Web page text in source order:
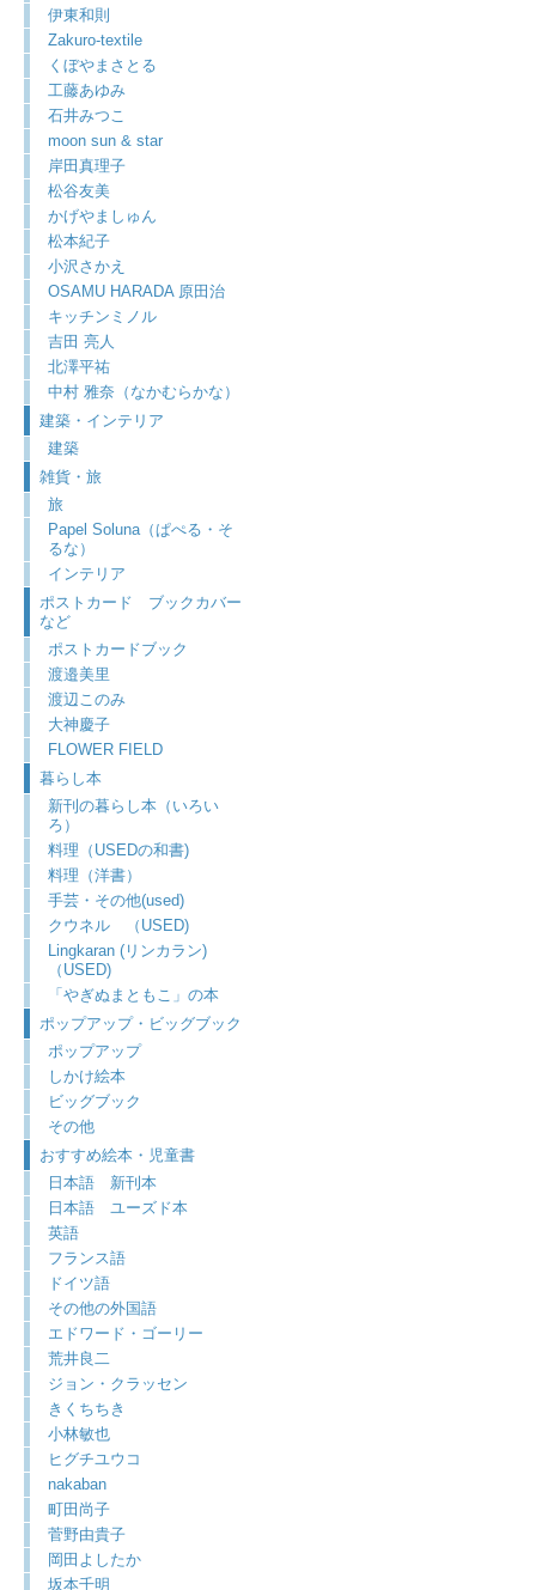
伊東和則
Zakuro-textile
くぼやまさとる
工藤あゆみ
石井みつこ
moon sun & star
岸田真理子
松谷友美
かげやましゅん
松本紀子
小沢さかえ
OSAMU HARADA 原田治
キッチンミノル
吉田 亮人
北澤平祐
中村 雅奈（なかむらかな）
建築・インテリア
建築
雑貨・旅
旅
Papel Soluna（ぱぺる・そ
るな）
インテリア
ポストカード ブックカバー
など
ポストカードブック
渡邉美里
渡辺このみ
大神慶子
FLOWER FIELD
暮らし本
新刊の暮らし本（いろい
ろ）
料理（USEDの和書)
料理（洋書）
手芸・その他(used)
クウネル （USED)
Lingkaran (リンカラン)
（USED)
「やぎぬまともこ」の本
ポップアップ・ビッグブック
ポップアップ
しかけ絵本
ビッグブック
その他
おすすめ絵本・児童書
日本語 新刊本
日本語 ユーズド本
英語
フランス語
ドイツ語
その他の外国語
エドワード・ゴーリー
荒井良二
ジョン・クラッセン
きくちちき
小林敏也
ヒグチユウコ
nakaban
町田尚子
菅野由貴子
岡田よしたか
坂本千明